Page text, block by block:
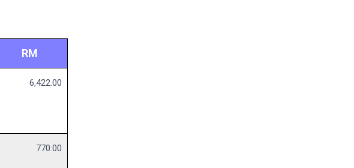
RM
6,422.00
770.00